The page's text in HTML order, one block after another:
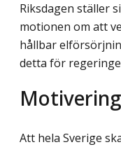
Riksdagen ställer
motionen om att
hållbar
detta för
Motivering
Att hela Sverige